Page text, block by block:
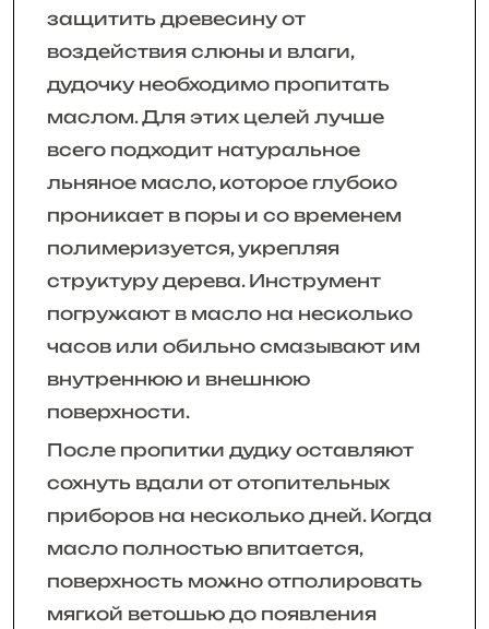
защитить древесину от
воздействия слюны и влаги,
дудочку необходимо пропитать
маслом. Для этих целей лучше
всего подходит натуральное
льняное масло, которое глубоко
проникает в поры и со временем
полимеризуется, укрепляя
структуру дерева. Инструмент
погружают в масло на несколько
часов или обильно смазывают им
внутреннюю и внешнюю
поверхности.
После пропитки дудку оставляют
сохнуть вдали от отопительных
приборов на несколько дней. Когда
масло полностью впитается,
поверхность можно отполировать
мягкой ветошью до появления